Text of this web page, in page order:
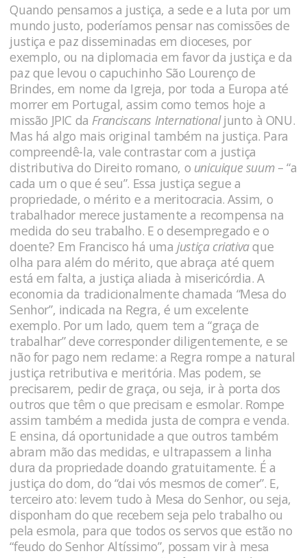
Quando pensamos a justiça, a sede e a luta por um
mundo justo, poderíamos pensar nas comissões de
justiça e paz disseminadas em dioceses, por
exemplo, ou na diplomacia em favor da justiça e da
paz que levou o capuchinho São Lourenço de
Brindes, em nome da Igreja, por toda a Europa até
morrer em Portugal, assim como temos hoje a
missão JPIC da Franciscans Internationaljunto à ONU.
Mas há algo mais original também na justiça. Para
compreendê-la, vale contrastar com a justiça
distributiva do Direito romano, o unicuique suum– “a
cada um o que é seu”. Essa justiça segue a
propriedade, o mérito e a meritocracia. Assim, o
trabalhador merece justamente a recompensa na
medida do seu trabalho. E o desempregado e o
doente? Em Francisco há umajustiça criativaque
olha para além do mérito, que abraça até quem
está em falta, a justiça aliada à misericórdia. A
economia da tradicionalmente chamada “Mesa do
Senhor”, indicada na Regra, é um excelente
exemplo. Por um lado, quem tem a “graça de
trabalhar” deve corresponder diligentemente, e se
não for pago nem reclame: a Regra rompe a natural
justiça retributiva e meritória. Mas podem, se
precisarem, pedir de graça, ou seja, ir à porta dos
outros que têm o que precisam e esmolar. Rompe
assim também a medida justa de compra e venda.
E ensina, dá oportunidade a que outros também
abram mão das medidas, e ultrapassem a linha
dura da propriedade doando gratuitamente. É a
justiça do dom, do “dai vós mesmos de comer”. E,
terceiro ato: levem tudo à Mesa do Senhor, ou seja,
disponham do que recebem seja pelo trabalho ou
pela esmola, para que todos os servos que estão no
“feudo do Senhor Altíssimo”, possam vir à mesa